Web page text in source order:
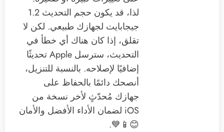
لذا، قد يكون حجم التحديث 1.2
جيجابايت لجهازك طبيعي. لكن لا
تقلق، إذا كان هناك أي خطأ في
التحديث، سترسل Apple تحديثًا
إضافيًا لإصلاحه. بالنسبة للتنزيل،
أنصحك دائمًا بالحفاظ على
جهازك مُحدّثٍ لأخر نسخة من
iOS لضمان الأداء الأفضل والأمان
😊📱💙.